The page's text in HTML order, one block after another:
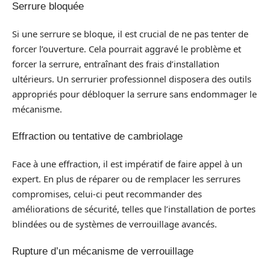
Serrure bloquée
Si une serrure se bloque, il est crucial de ne pas tenter de
forcer l’ouverture. Cela pourrait aggravé le problème et
forcer la serrure, entraînant des frais d’installation
ultérieurs. Un serrurier professionnel disposera des outils
appropriés pour débloquer la serrure sans endommager le
mécanisme.
Effraction ou tentative de cambriolage
Face à une effraction, il est impératif de faire appel à un
expert. En plus de réparer ou de remplacer les serrures
compromises, celui-ci peut recommander des
améliorations de sécurité, telles que l’installation de portes
blindées ou de systèmes de verrouillage avancés.
Rupture d’un mécanisme de verrouillage